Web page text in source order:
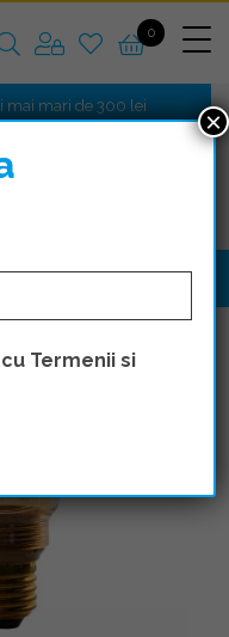
0
mari de 300 lei
Termenii si
×